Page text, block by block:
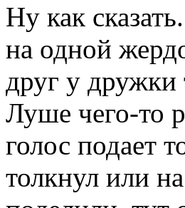
Ну как
на одной
друг у
Луше чего-то
голос подает
толкнул или